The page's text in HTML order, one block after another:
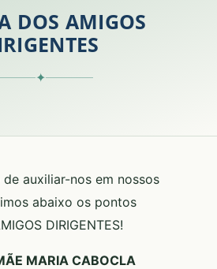
DOS AMIGOS
✦
auxiliar-nos em nossos
abaixo os pontos
DIRIGENTES!
MARIA CABOCLA